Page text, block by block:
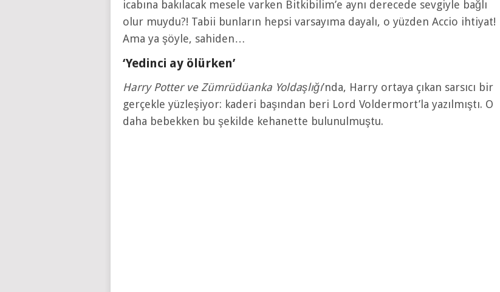
icabına bakılacak mesele varken Bitkibilim’e aynı derecede sevgiyle bağlı
olur muydu?! Tabii bunların hepsi varsayıma dayalı, o yüzden Accio ihtiyat!
Ama ya şöyle, sahiden…
‘Yedinci ay ölürken’
Harry Potter ve Zümrüdüanka Yoldaşlığı’nda, Harry ortaya çıkan sarsıcı bir
gerçekle yüzleşiyor: kaderi başından beri Lord Voldermort’la yazılmıştı. O
daha bebekken bu şekilde kehanette bulunulmuştu.